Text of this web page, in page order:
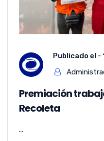
Publicado el -
Premiación
Recoleta
...